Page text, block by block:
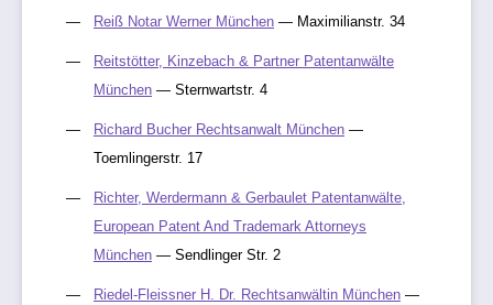
Reiß Notar Werner München — Maximilianstr. 34
Reitstötter, Kinzebach & Partner Patentanwälte
München — Sternwartstr. 4
Richard Bucher Rechtsanwalt München —
Toemlingerstr. 17
Richter, Werdermann & Gerbaulet Patentanwälte,
European Patent And Trademark Attorneys
München — Sendlinger Str. 2
Riedel-Fleissner H. Dr. Rechtsanwältin München —